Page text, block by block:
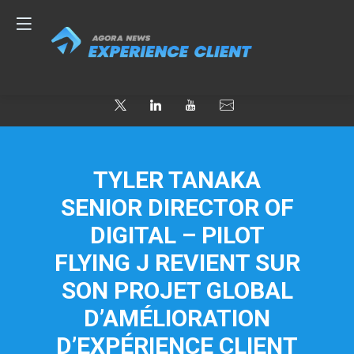
TYLER TANAKA
SENIOR DIRECTOR OF
DIGITAL – PILOT
FLYING J REVIENT SUR
SON PROJET GLOBAL
D’AMÉLIORATION
D’EXPÉRIENCE CLIENT